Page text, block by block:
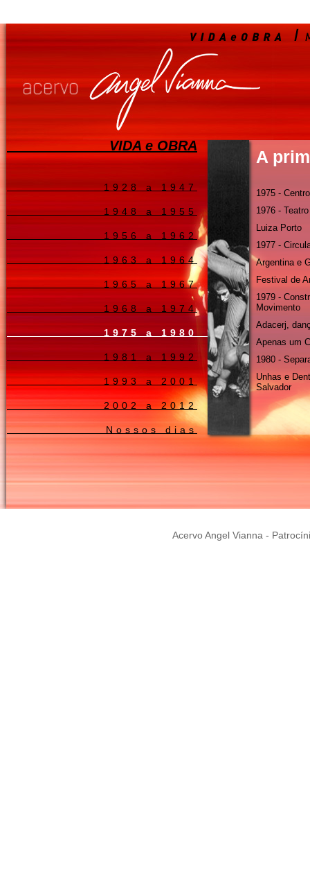
VIDA e OBRA
1928 a 1947
1948 a 1955
1956 a 1962
1963 a 1964
1965 a 1967
1968 a 1974
1975 a 1980
1981 a 1992
1993 a 2001
2002 a 2012
Nossos dias
A
1975 -
1976 -
Luiza Porto
1977 -
Argentina e
Festival de
1979 -
Movimento
Adacerj,
Apenas um
1980 -
Unhas e
Salvador
Acervo Angel Vianna -